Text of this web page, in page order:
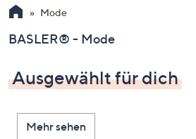
Sie
Pfeiltasten
oben
und
nach
unten
Mode
BASLER® - Mode
Ausgewählt für dich
Mehr sehen